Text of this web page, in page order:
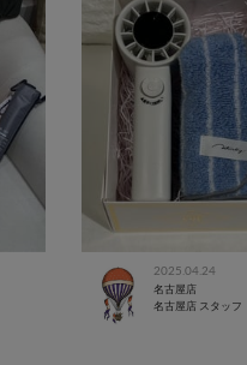
2025.04.24
名古屋店
名古屋店 スタッフ